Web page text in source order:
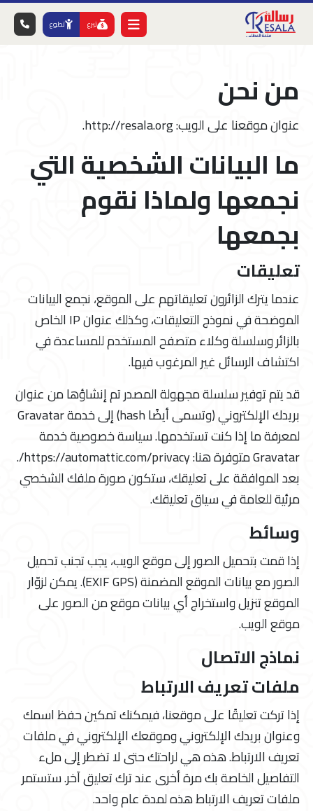
تبرع تطوع
من نحن
عنوان موقعنا على الويب: http://resala.org.
ما البيانات الشخصية التي
نجمعها ولماذا نقوم
بجمعها
تعليقات
عندما يترك الزائرون تعليقاتهم على الموقع، نجمع البيانات
الموضحة في نموذج التعليقات، وكذلك عنوان IP الخاص
بالزائر وسلسلة وكلاء متصفح المستخدم للمساعدة في
اكتشاف الرسائل غير المرغوب فيها.
قد يتم توفير سلسلة مجهولة المصدر تم إنشاؤها من عنوان
بريدك الإلكتروني (وتسمى أيضًا hash) إلى خدمة Gravatar
لمعرفة ما إذا كنت تستخدمها. سياسة خصوصية خدمة
Gravatar متوفرة هنا: https://automattic.com/privacy/.
بعد الموافقة على تعليقك، ستكون صورة ملفك الشخصي
مرئية للعامة في سياق تعليقك.
وسائط
إذا قمت بتحميل الصور إلى موقع الويب، يجب تجنب تحميل
الصور مع بيانات الموقع المضمنة (EXIF GPS). يمكن لزوّار
الموقع تنزيل واستخراج أي بيانات موقع من الصور على
موقع الويب.
نماذج الاتصال
ملفات تعريف الارتباط
إذا تركت تعليقًا على موقعنا، فيمكنك تمكين حفظ اسمك
وعنوان بريدك الإلكتروني وموقعك الإلكتروني في ملفات
تعريف الارتباط. هذه هي لراحتك حتى لا تضطر إلى ملء
التفاصيل الخاصة بك مرة أخرى عند ترك تعليق آخر. ستستمر
ملفات تعريف الارتباط هذه لمدة عام واحد.